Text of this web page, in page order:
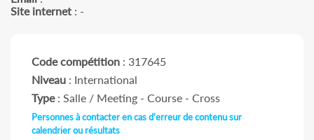
Site internet : -
Code compétition : 317645
Niveau : International
Type: Salle / Meeting - Course - Cross
Personnes à contacter en cas d'erreur de contenu sur
calendrier ou résultats